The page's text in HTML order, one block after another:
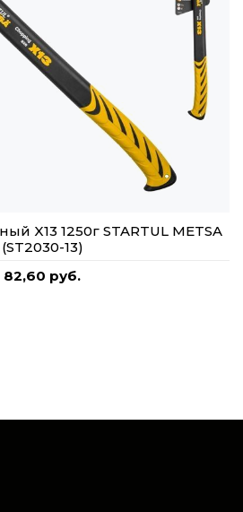
X13 1250г STARTUL METSA
(ST2030-13)
82,60 руб.